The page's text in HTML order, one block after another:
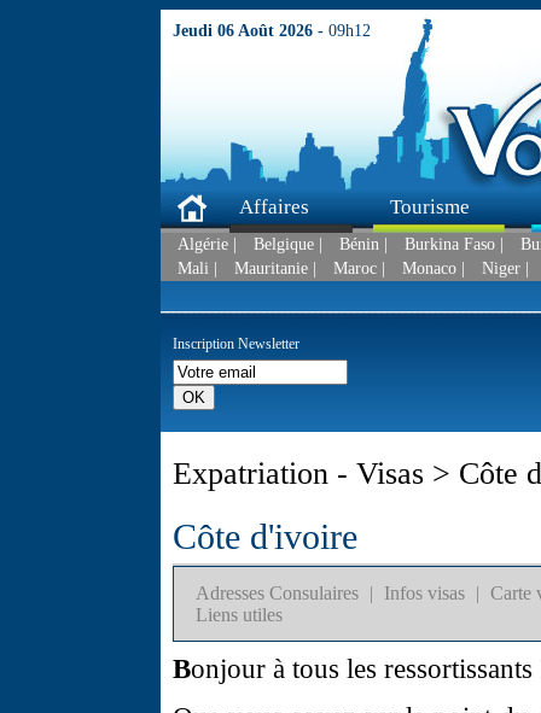
Jeudi 06 Août 2026 - 09h12
Affaires Tourisme
Algérie | Belgique | Bénin | Burkina Faso |
Mali |
Mauritanie | Maroc | Monaco | Niger |
Inscription Newsletter
Expatriation - Visas > Côte
Côte d'ivoire
Adresses Consulaires | Infos visas | Carte
Liens utiles
Bonjour à tous les